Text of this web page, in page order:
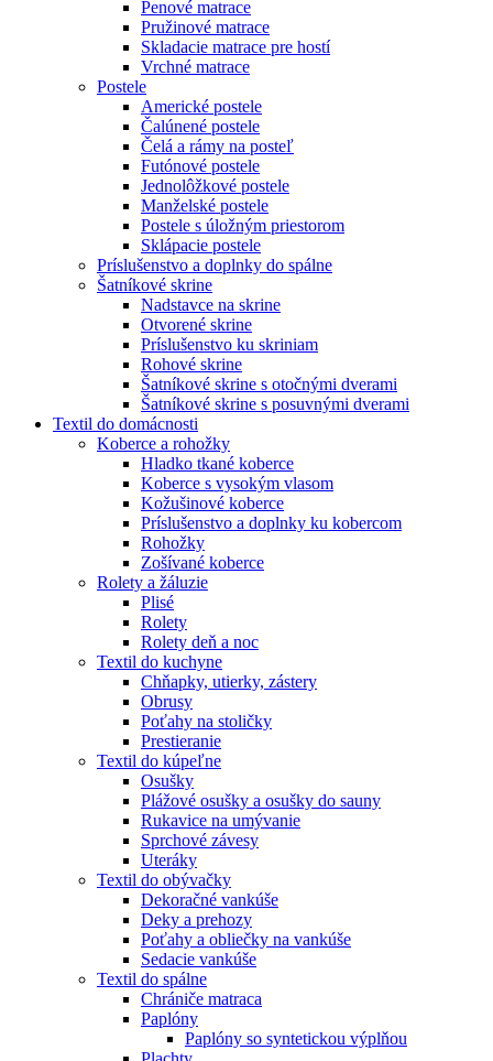
Penové matrace
Pružinové matrace
Skladacie matrace pre hostí
Vrchné matrace
Postele
Americké postele
Čalúnené postele
Čelá a rámy na posteľ
Futónové postele
Jednolôžkové postele
Manželské postele
Postele s úložným priestorom
Sklápacie postele
Príslušenstvo a doplnky do spálne
Šatníkové skrine
Nadstavce na skrine
Otvorené skrine
Príslušenstvo ku skriniam
Rohové skrine
Šatníkové skrine s otočnými dverami
Šatníkové skrine s posuvnými dverami
Textil do domácnosti
Koberce a rohožky
Hladko tkané koberce
Koberce s vysokým vlasom
Kožušinové koberce
Príslušenstvo a doplnky ku kobercom
Rohožky
Zošívané koberce
Rolety a žáluzie
Plisé
Rolety
Rolety deň a noc
Textil do kuchyne
Chňapky, utierky, zástery
Obrusy
Poťahy na stoličky
Prestieranie
Textil do kúpeľne
Osušky
Plážové osušky a osušky do sauny
Rukavice na umývanie
Sprchové závesy
Uteráky
Textil do obývačky
Dekoračné vankúše
Deky a prehozy
Poťahy a obliečky na vankúše
Sedacie vankúše
Textil do spálne
Chrániče matraca
Paplóny
Paplóny so syntetickou výplňou